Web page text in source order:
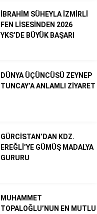
İBRAHİM SÜHEYLA İZMİRLİ
FEN LİSESİNDEN 2026
YKS’DE BÜYÜK BAŞARI
DÜNYA ÜÇÜNCÜSÜ ZEYNEP
TUNCAY’A ANLAMLI ZİYARET
GÜRCİSTAN’DAN KDZ.
EREĞLİ’YE GÜMÜŞ MADALYA
GURURU
MUHAMMET
TOPALOĞLU’NUN EN MUTLU